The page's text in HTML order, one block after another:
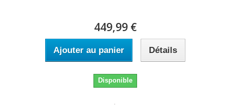
449,99 €
Ajouter au panier Détails
Disponible